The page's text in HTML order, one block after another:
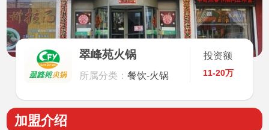
翠峰苑火锅
所属分类： 餐饮-火锅
投资额
11-20万
加盟介绍